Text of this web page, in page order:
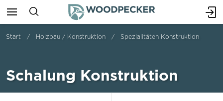
Start Holzbau / Konstruktion Spezialitäten Konstruktion
Schalung Konstruktion